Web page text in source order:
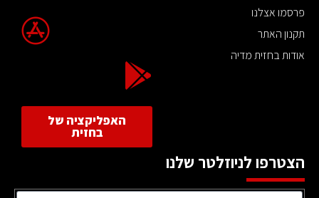
פרסמו אצלנו
תקנון האתר
אודות בחזית מדיה
האפליקציה של
בחזית
הצטרפו לניוזלטר שלנו